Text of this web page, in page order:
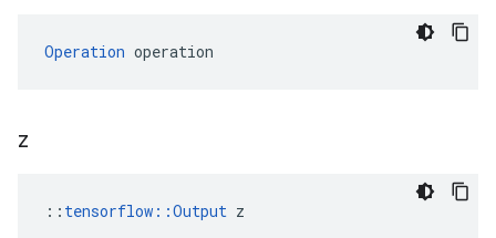
Operation operation
z
:: tensorflow::Output z